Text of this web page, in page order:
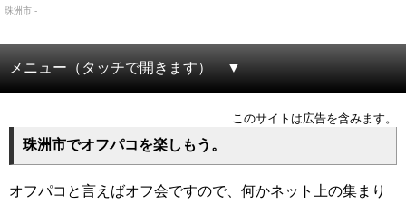
珠洲市 -
メニュー（タッチで開きます）
このサイトは広告を含みます。
珠洲市でオフパコを楽しもう。
オフパコと言えばオフ会ですので、何かネット上の集まり